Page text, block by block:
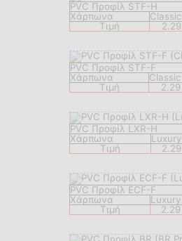
PVC Προφίλ STF-H
Χάρπωνα
Classic
Τιμή
2.29
PVC Προφίλ STF-F
Χάρπωνα
Classic
Τιμή
2.29
PVC Προφίλ LXR-H
Χάρπωνα
Luxury
Τιμή
2.29
PVC Προφίλ ECF-F
Χάρπωνα
Luxury
Τιμή
2.29